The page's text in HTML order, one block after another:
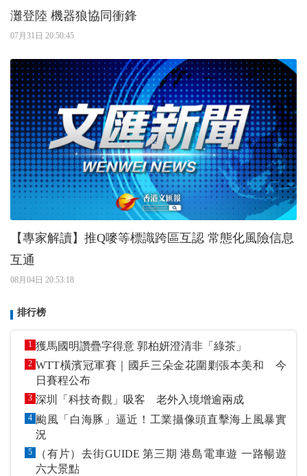
灘登陸 機器狼協同衝鋒
07月31日 20:50:45
【專家解讀】推Q嘜等標識跨區互認 常態化風險信息
互通
08月04日 20:53:18
排行榜
1 獲馬國明讚疊字得意 郭柏妍澄清非「綠茶」
2 WTT橫濱冠軍賽｜國乒三朵金花圍剿張本美和 今
日賽程公布
3 深圳「科技奇觀」吸客 老外入境增逾兩成
4 颱風「白海豚」逼近！工業攝像頭直擊海上風暴實
況
5
（有片）去街GUIDE 第三期 港島電車遊 一路暢遊
六大景點